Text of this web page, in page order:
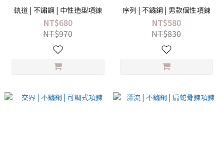
軌道 | 不鏽鋼 | 中性造型項鍊
NT$680
NT$970
序列 | 不鏽鋼 | 男款個性項鍊
NT$580
NT$830